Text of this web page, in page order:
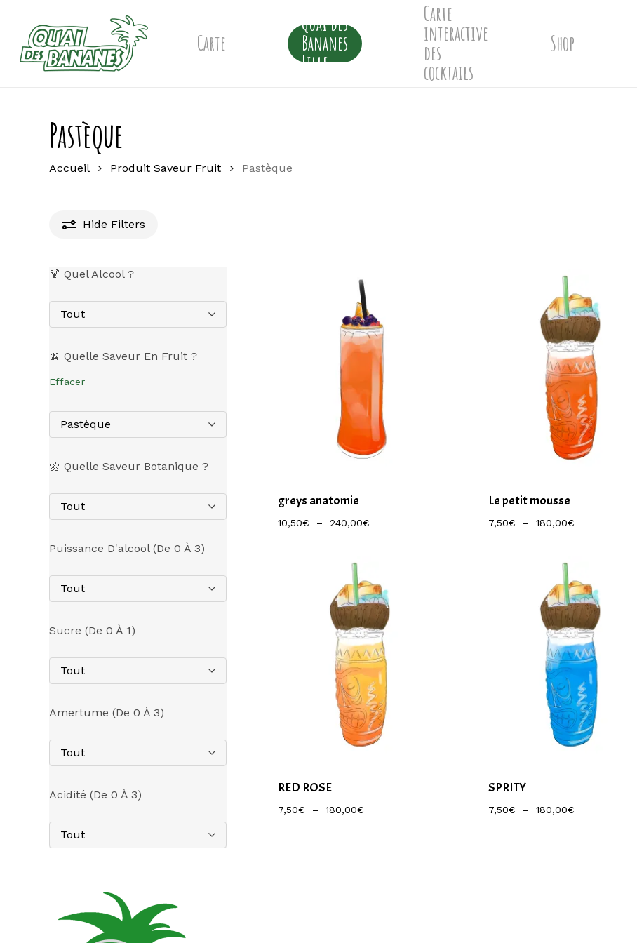
content
Carte
Quai des
Bananes
Lille
Carte
interactive
des
cocktails
Shop
Pastèque
Accueil Produit Saveur Fruit Pastèque
Hide Filters
🍹 Quel Alcool ?
Tout
🍌 Quelle Saveur En Fruit ?
Effacer
Pastèque
🌼 Quelle Saveur Botanique ?
Tout
Puissance D'alcool (de 0 À 3)
Tout
Sucre (de 0 À 1)
Tout
Amertume (de 0 À 3)
Tout
Acidité (de 0 À 3)
Tout
greys anatomie
10,50€ – 240,00€
240,00€
Le petit mousse
7,50€ – 180,00€Plage
180,00€
RED ROSE
7,50€ – 180,00€
SPRITY
7,50€ – 180,00€Plage